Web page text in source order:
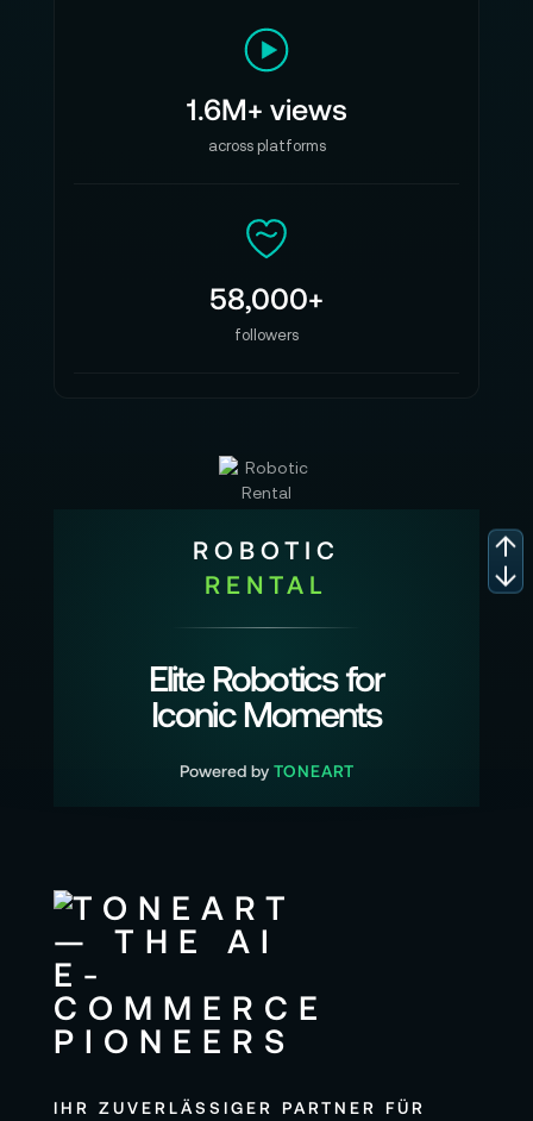
1.6M+ views
across platforms
58,000+
followers
ROBOTIC
RENTAL
Elite Robotics for
Iconic Moments
Powered by TONEART
IHR ZUVERLÄSSIGER PARTNER FÜR